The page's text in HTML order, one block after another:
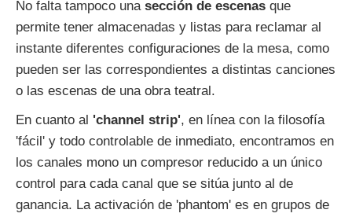
No falta tampoco unasección de escenas que
permite tener almacenadas y listas para reclamar al
instante diferentes configuraciones de la mesa, como
pueden ser las correspondientes a distintas canciones
o las escenas de una obra teatral.
En cuanto al 'channel strip', en línea con la filosofía
'fácil' y todo controlable de inmediato, encontramos en
los canales mono un compresor reducido a un único
control para cada canal que se sitúa junto al de
ganancia. La activación de 'phantom' es en grupos de